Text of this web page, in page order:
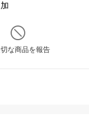
な商品を報告